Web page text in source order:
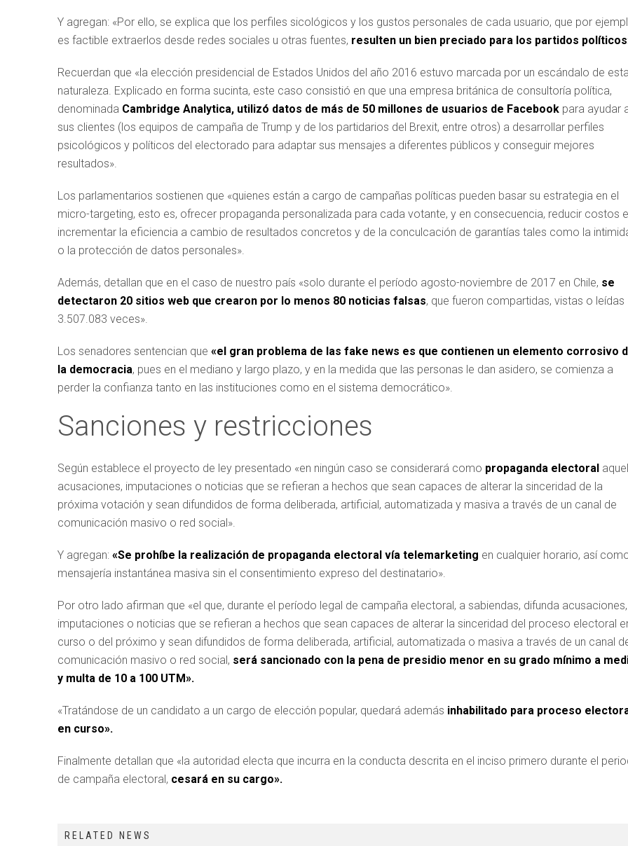
Y agregan: «Por ello, se explica que los perfiles sicológicos y los gustos personales de cada usuario, que por
es factible extraerlos desde redes sociales u otras fuentes, resulten un bien preciado para los partidos
Recuerdan que «la elección presidencial de Estados Unidos del año 2016 estuvo marcada por un escándalo de esta
naturaleza. Explicado en forma sucinta, este caso consistió en que una empresa británica de consultoría política,
denominada Cambridge Analytica, utilizó datos de más de 50 millones de usuarios de Facebook para ayudar
sus clientes (los equipos de campaña de Trump y de los partidarios del Brexit, entre otros) a desarrollar perfiles
psicológicos y políticos del electorado para adaptar sus mensajes a diferentes públicos y conseguir mejores
resultados».
Los parlamentarios sostienen que «quienes están a cargo de campañas políticas pueden basar su estrategia en el
micro-targeting, esto es, ofrecer propaganda personalizada para cada votante, y en consecuencia, reducir costos e
incrementar la eficiencia a cambio de resultados concretos y de la conculcación de garantías tales como la
o la protección de datos personales».
Además, detallan que en el caso de nuestro país «solo durante el período agosto-noviembre de 2017 en Chile, se
detectaron 20 sitios web que crearon por lo menos 80 noticias falsas, que fueron compartidas, vistas o leídas
3.507.083 veces».
Los senadores sentencian que «el gran problema de las fake news es que contienen un elemento corrosivo
la democracia, pues en el mediano y largo plazo, y en la medida que las personas le dan asidero, se comienza a
perder la confianza tanto en las instituciones como en el sistema democrático».
Sanciones y restricciones
Según establece el proyecto de ley presentado «en ningún caso se considerará como propaganda electoral
acusaciones, imputaciones o noticias que se refieran a hechos que sean capaces de alterar la sinceridad de la
próxima votación y sean difundidos de forma deliberada, artificial, automatizada y masiva a través de un canal de
comunicación masivo o red social».
Y agregan: «Se prohíbe la realización de propaganda electoral vía telemarketing en cualquier horario, así
mensajería instantánea masiva sin el consentimiento expreso del destinatario».
Por otro lado afirman que «el que, durante el período legal de campaña electoral, a sabiendas, difunda acusaciones,
imputaciones o noticias que se refieran a hechos que sean capaces de alterar la sinceridad del proceso electoral
curso o del próximo y sean difundidos de forma deliberada, artificial, automatizada o masiva a través de un canal
comunicación masivo o red social, será sancionado con la pena de presidio menor en su grado mínimo a
y multa de 10 a 100 UTM».
«Tratándose de un candidato a un cargo de elección popular, quedará además inhabilitado para proceso
en curso».
Finalmente detallan que «la autoridad electa que incurra en la conducta descrita en el inciso primero durante el
de campaña electoral, cesará en su cargo».
RELATED NEWS